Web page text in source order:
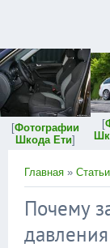
[Фотографии
Шкода Ети]
[
Главная » Статьи
Почему